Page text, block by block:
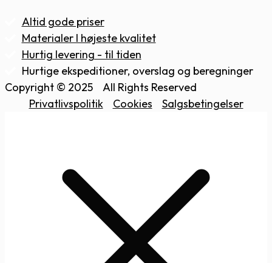
Altid gode priser
Materialer I højeste kvalitet
Hurtig levering - til tiden
Hurtige ekspeditioner, overslag og beregninger
Copyright © 2025
All Rights Reserved
Privatlivspolitik
Cookies Salgsbetingelser